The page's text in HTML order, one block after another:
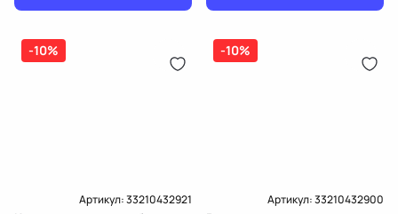
-10%
Артикул:33210432921
-10%
Артикул:33210432900